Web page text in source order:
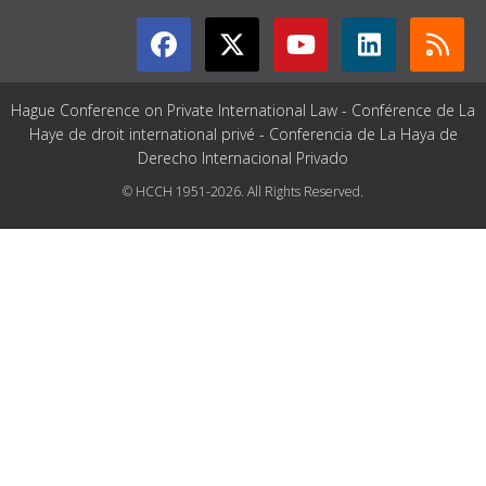
Hague Conference on Private International Law - Conférence de La
Haye de droit international privé - Conferencia de La Haya de
Derecho Internacional Privado
© HCCH 1951-2026. All Rights Reserved.